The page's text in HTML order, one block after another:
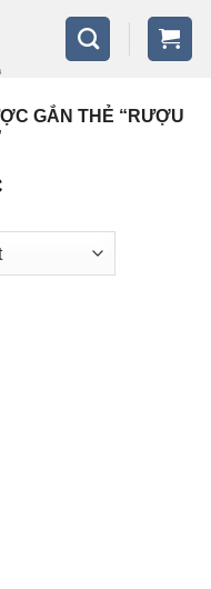
GẮN THẺ “RƯỢU